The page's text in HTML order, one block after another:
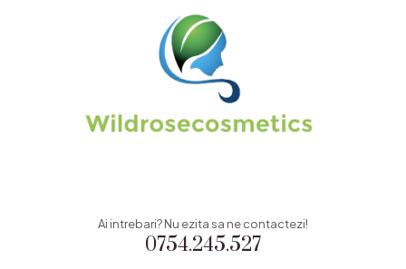
0754.245.527
Ai intrebari? Nu ezita sa ne contactezi!